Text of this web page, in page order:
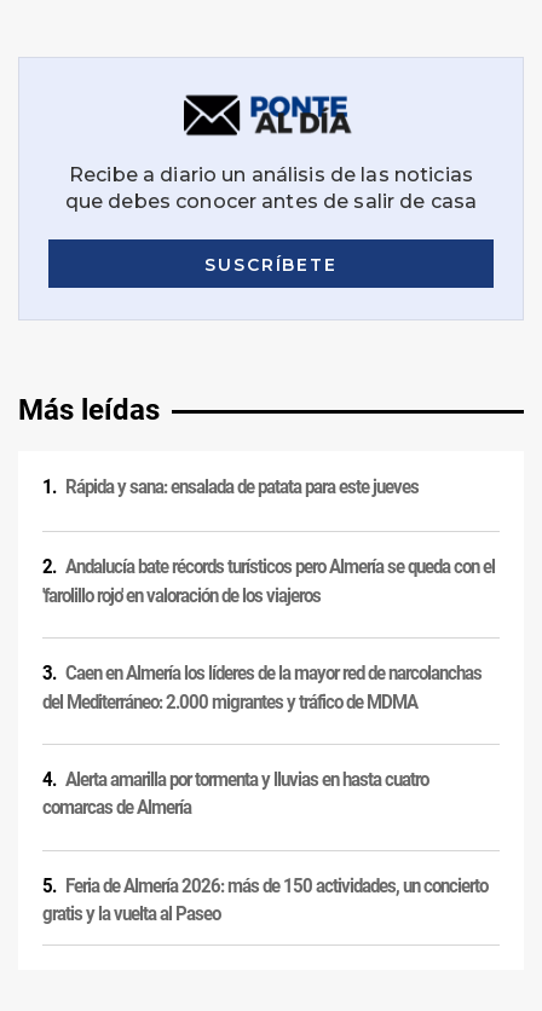
Más leídas
Rápida y sana: ensalada de patata para este jueves
Andalucía bate récords turísticos pero Almería se queda con el
'farolillo rojo' en valoración de los viajeros
Caen en Almería los líderes de la mayor red de narcolanchas
del Mediterráneo: 2.000 migrantes y tráfico de MDMA
Alerta amarilla por tormenta y lluvias en hasta cuatro
comarcas de Almería
Feria de Almería 2026: más de 150 actividades, un concierto
gratis y la vuelta al Paseo